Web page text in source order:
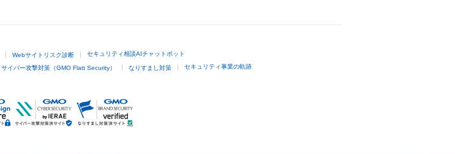
Webサイトリスク診断 セキュリティ相談AIチャットボット
サイバー攻撃対策（GMO Flatt Security） なりすまし対策 セキュリティ事業の軌跡